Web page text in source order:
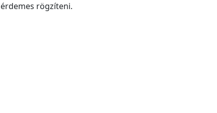
rögzíteni.